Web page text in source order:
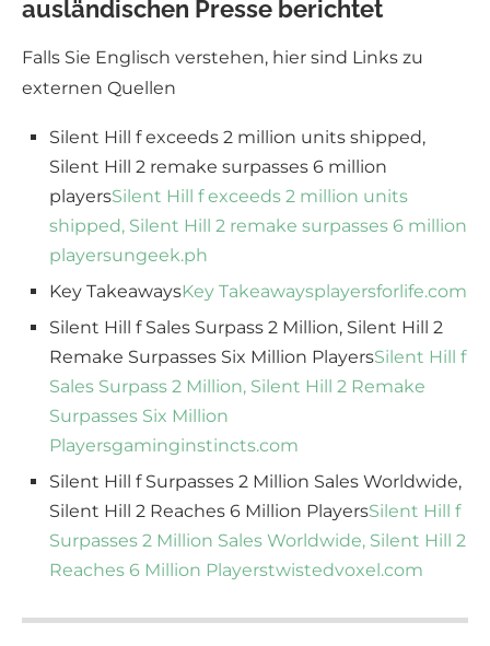
ausländischen Presse berichtet
Falls Sie Englisch verstehen, hier sind Links zu
externen Quellen
Silent Hill f exceeds 2 million units shipped,
Silent Hill 2 remake surpasses 6 million
playersSilent Hill f exceeds 2 million units
shipped, Silent Hill 2 remake surpasses 6 million
playersungeek.ph
Key TakeawaysKey Takeawaysplayersforlife.com
Silent Hill f Sales Surpass 2 Million, Silent Hill 2
Remake Surpasses Six Million PlayersSilent Hill f
Sales Surpass 2 Million, Silent Hill 2 Remake
Surpasses Six Million
Playersgaminginstincts.com
Silent Hill f Surpasses 2 Million Sales Worldwide,
Silent Hill 2 Reaches 6 Million PlayersSilent Hill f
Surpasses 2 Million Sales Worldwide, Silent Hill 2
Reaches 6 Million Playerstwistedvoxel.com